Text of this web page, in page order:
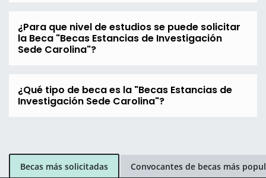
¿Para que nivel de estudios se puede solicitar
la Beca "Becas Estancias de Investigación
Sede Carolina"?
¿Qué tipo de beca es la "Becas Estancias de
Investigación Sede Carolina"?
Becas más solicitadas Convocantes de becas más